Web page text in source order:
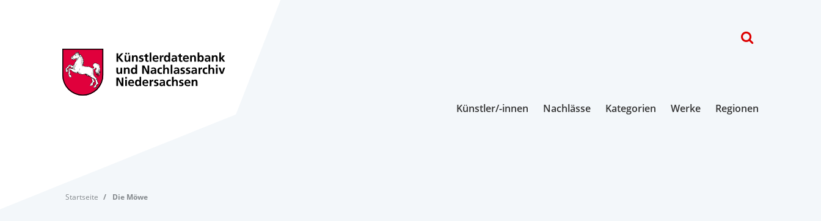
Künstler/-innen Nachlässe Kategorien Werke Regionen
Startseite Die Möwe